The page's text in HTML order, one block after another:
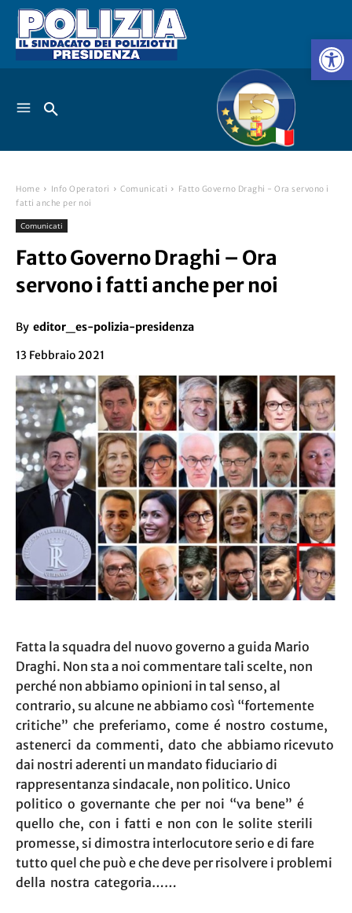
Home Info Operatori Comunicati
Fatto Governo Draghi - Ora servono i
fatti anche per noi
Comunicati
Fatto Governo Draghi – Ora
servono i fatti anche per noi
By editor_es-polizia-presidenza
13 Febbraio 2021
Fatta la squadra del nuovo governo a guida Mario
Draghi. Non sta a noi commentare tali scelte, non
perché non abbiamo opinioni in tal senso, al
contrario, su alcune ne abbiamo così “fortemente
critiche” che preferiamo, come é nostro costume,
astenerci da commenti, dato che abbiamo ricevuto
dai nostri aderenti un mandato fiduciario di
rappresentanza sindacale, non politico. Unico
politico o governante che per noi “va bene” é
quello che, con i fatti e non con le solite sterili
promesse, si dimostra interlocutore serio e di fare
tutto quel che può e che deve per risolvere i problemi
della nostra categoria……